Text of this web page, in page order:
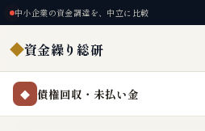
中小企業の資金調達を、中立に比較
◆資金繰り総研
◆ 債権回収・未払い金